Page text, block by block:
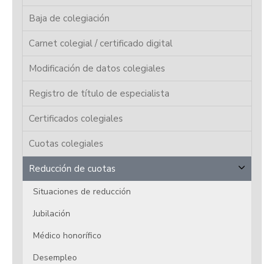
Baja de colegiación
Carnet colegial / certificado digital
Modificación de datos colegiales
Registro de título de especialista
Certificados colegiales
Cuotas colegiales
Reducción de cuotas
Situaciones de reducción
Jubilación
Médico honorífico
Desempleo